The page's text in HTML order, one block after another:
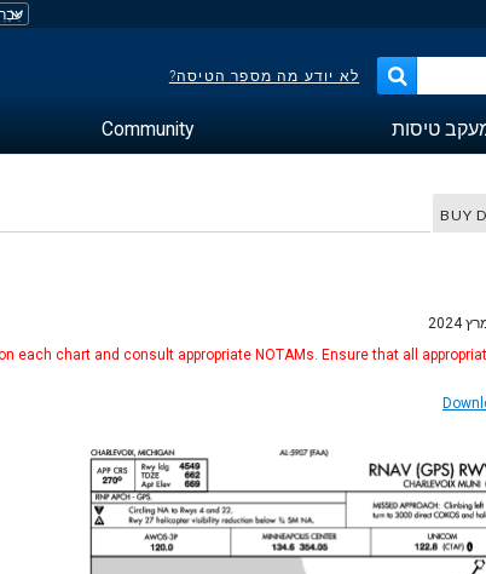
לא יודע מה מספר הטיסה?
טיסות Community
BUY
each chart and consult appropriate NOTAMs. Ensure that all